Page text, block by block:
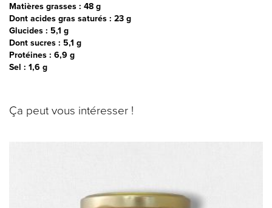
Matières grasses : 48 g
Dont acides gras saturés : 23 g
Glucides : 5,1 g
Dont sucres : 5,1 g
Protéines : 6,9 g
Sel : 1,6 g
Ça peut vous intéresser !